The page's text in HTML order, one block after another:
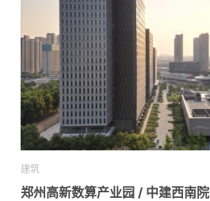
建筑
郑州高新数算产业园 / 中建西南院